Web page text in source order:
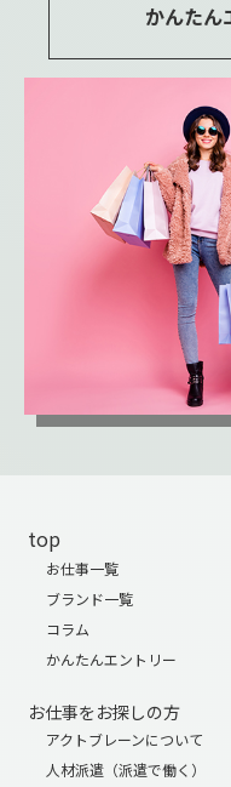
かんたん
top
お仕事一覧
ブランド一覧
コラム
かんたんエントリー
お仕事をお探しの方
アクトブレーンについて
人材派遣（派遣で働く）